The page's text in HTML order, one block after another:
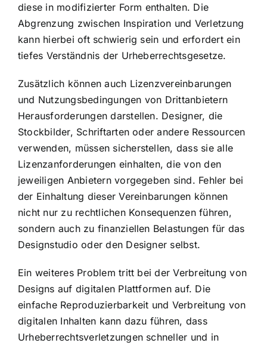
diese in modifizierter Form enthalten. Die
Abgrenzung zwischen Inspiration und Verletzung
kann hierbei oft schwierig sein und erfordert ein
tiefes Verständnis der Urheberrechtsgesetze.
Zusätzlich können auch Lizenzvereinbarungen
und Nutzungsbedingungen von Drittanbietern
Herausforderungen darstellen. Designer, die
Stockbilder, Schriftarten oder andere Ressourcen
verwenden, müssen sicherstellen, dass sie alle
Lizenzanforderungen einhalten, die von den
jeweiligen Anbietern vorgegeben sind. Fehler bei
der Einhaltung dieser Vereinbarungen können
nicht nur zu rechtlichen Konsequenzen führen,
sondern auch zu finanziellen Belastungen für das
Designstudio oder den Designer selbst.
Ein weiteres Problem tritt bei der Verbreitung von
Designs auf digitalen Plattformen auf. Die
einfache Reproduzierbarkeit und Verbreitung von
digitalen Inhalten kann dazu führen, dass
Urheberrechtsverletzungen schneller und in